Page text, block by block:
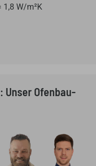
1,8 W/m²K
Unser Ofenbau-